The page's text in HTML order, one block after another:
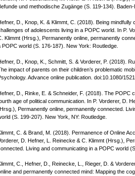
und methodische Zugänge (S. 119-134). Baden-
D., Knop, K. & Klimmt, C. (2018). Being mindfully
of adolescents living in a POPC world. In P.
Klimmt (Hrsg.), Permanently online, permanently
POPC world (S. 176-187). New York: Routledge.
D., Knop, K., Schmitt, S. & Vorderer, P. (2018).
impact of parents on their children’s problematic
Advance online publication. doi:10.1080/
D., Rinke, E. & Schneider, F. (2018). The POPC
age of political communication. In P. Vorderer, D.
Permanently online, permanently connected.
(S. 199-207). New York, NY: Routledge.
C. & Brand, M. (2018). Permanence of Online
D. Hefner, L. Reinecke & C. Klimmt (Hrsg.),
Living and communicating in a POPC world
C., Hefner, D., Reinecke, L., Rieger, D. &
and permanently connected mind: Mapping the